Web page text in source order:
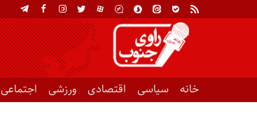
خانه سیاسی اقتصادی ورزشی اجتماعی